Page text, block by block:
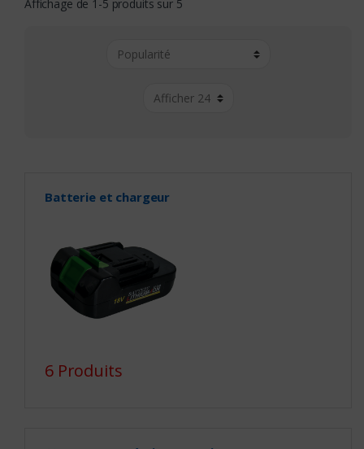
Affichage de 1-5 produits sur 5
Batterie et chargeur
6 Produits